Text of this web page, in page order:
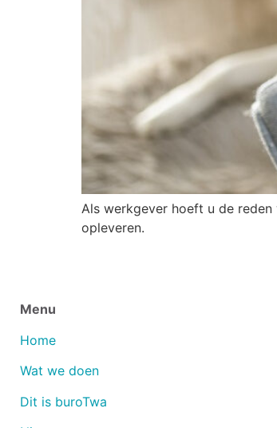
Als werkgever hoeft u de
opleveren.
Menu
Home
Wat we doen
Dit is buroTwa